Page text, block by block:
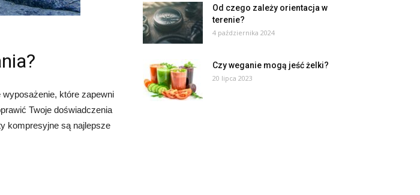
które zapewni
Twoje doświadczenia
kompresyjne są najlepsze
Od czego zależy orientacja w
terenie?
4 października 2024
Czy weganie mogą jeść żelki?
20 lipca 2023